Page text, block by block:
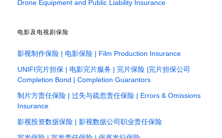
Drone Equipment and Public Liability Insurance
电影及电视剧保险
影视制作保险 | 电影保险 | Film Production Insurance
UNIFI完片担保 | 电影完片服务 | 完片保险 |完片担保公司
Completion Bond | Completion Guarantors
制片方责任保险 | 过失与疏忽责任保险 | Errors & Omissions
Insurance
影视投资数据保险 | 影视数据公司职业责任保险